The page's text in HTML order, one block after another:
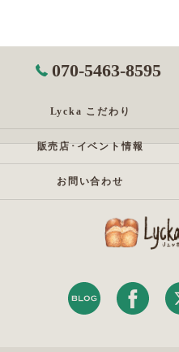
070-5463-8595
Lycka こだわり
販売店･イベント情報
お問い合わせ